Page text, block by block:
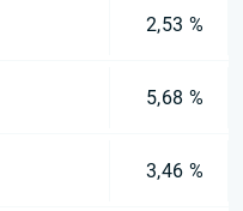
2,53 %
5,68 %
3,46 %